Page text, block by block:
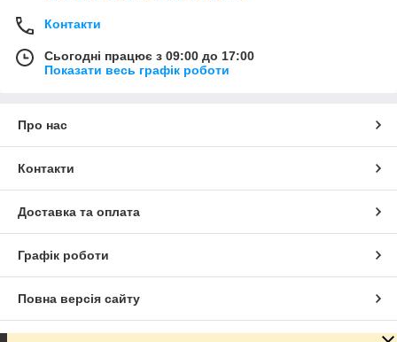
Контакти
Сьогодні працює з 09:00 до 17:00
Показати весь графік роботи
Про нас
Контакти
Доставка та оплата
Графік роботи
Повна версія сайту